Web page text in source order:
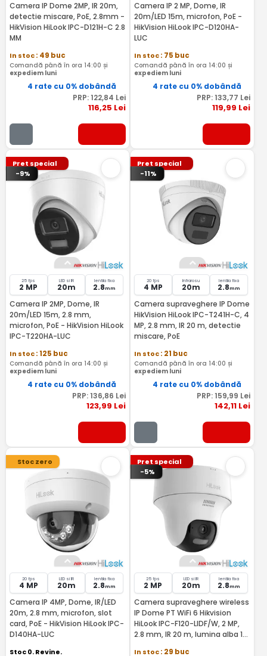
Camera IP Dome 2MP, IR 20m,
detectie miscare, PoE, 2.8mm -
HikVision HiLook IPC-D121H-C 2.8
MM
In stoc: 49 buc
Comandă până în ora 14:00 și
expediem luni
4 rate cu 0% dobândă
PRP: 122,84 Lei
116,25 Lei
Camera IP 2 MP, Dome, IR
20m/LED 15m, microfon, PoE -
HikVision HiLook IPC-D120HA-
LUC
In stoc: 75 buc
Comandă până în ora 14:00 și
expediem luni
4 rate cu 0% dobândă
PRP: 133,77 Lei
119,99 Lei
Pret special
-9%
25 fps
2 MP
LED si IR
20m
lentila fixa
2.8mm
Camera IP 2MP, Dome, IR
20m/LED 15m, 2.8 mm,
microfon, PoE - HikVision HiLook
IPC-T220HA-LUC
In stoc: 125 buc
Comandă până în ora 14:00 și
expediem luni
4 rate cu 0% dobândă
PRP: 136,86 Lei
123,99 Lei
Pret special
-11%
20 fps
4 MP
Infrarosu
20m
lentila fixa
2.8mm
Camera supraveghere IP Dome
HikVision HiLook IPC-T241H-C, 4
MP, 2.8 mm, IR 20 m, detectie
miscare, PoE
In stoc: 21 buc
Comandă până în ora 14:00 și
expediem luni
4 rate cu 0% dobândă
PRP: 159,99 Lei
142,11 Lei
Stoc zero
20 fps
4 MP
LED si IR
20m
lentila fixa
2.8mm
Camera IP 4MP, Dome, IR/LED
20m, 2.8 mm, microfon, slot
card, PoE - HikVision HiLook IPC-
D140HA-LUC
Stoc 0. Revine.
Pret special
-5%
25 fps
2 MP
LED si IR
20m
lentila fixa
2.8mm
Camera supraveghere wireless
IP Dome PT WiFi 6 Hikvision
HiLook IPC-F120-LIDF/W, 2 MP,
2.8 mm, IR 20 m, lumina alba 15
In stoc: 29 buc